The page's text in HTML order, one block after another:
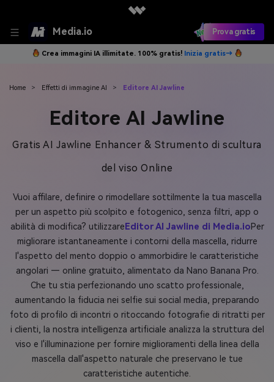
Media.io Prova gratis
Crea immagini IA illimitate. 100% gratis! Inizia gratis→
Home > Effetti di immagine AI > Editore AI Jawline
Editore AI Jawline
Gratis AI Jawline Enhancer & Strumento di scultura
del viso Online
Vuoi affilare, definire o rimodellare sottilmente la tua mascella
per un aspetto più scolpito e fotogenico, senza filtri, app o
abilità di modifica? utilizzare Editor AI Jawline di Media.ioPer
migliorare istantaneamente i contorni della mascella, ridurre
l'aspetto del mento doppio o ammorbidire le caratteristiche
angolari — online gratuito, alimentato da Nano Banana Pro.
Che tu stia perfezionando uno scatto professionale,
aumentando la fiducia nei selfie sui social media, preparando
foto di profilo di incontri o ritoccando fotografie di ritratti per
i clienti, la nostra intelligenza artificiale analizza la struttura del
viso e l'illuminazione per fornire miglioramenti della linea della
mascella dall'aspetto naturale che preservano le tue
caratteristiche autentiche.